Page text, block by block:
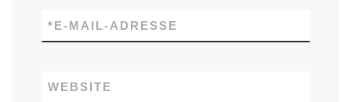
E-MAIL-ADRESSE
*
WEBSITE